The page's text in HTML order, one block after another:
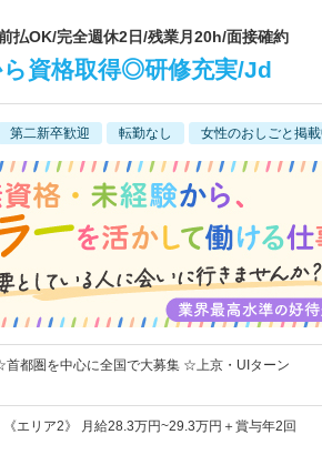
払OK/完全週休2日/残業月20h/面接確約
ら資格取得◎研修充実/Jd
第二新卒歓迎 転勤なし 女性のおしごと掲
都圏を中心に全国で大募集 ☆上京・UIターン
エリア2》 月給28.3万円~29.3万円＋賞与年2回